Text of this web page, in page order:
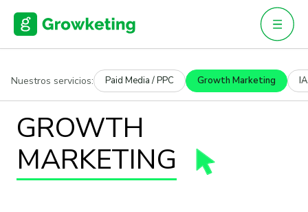
content
Nuestros servicios: Paid Media / PPC Growth Marketing
GROWTH
MARKETING